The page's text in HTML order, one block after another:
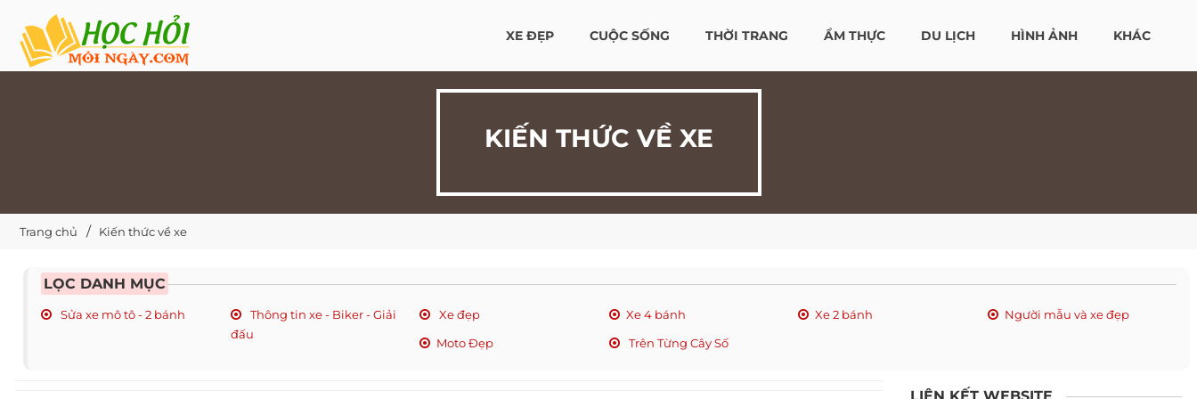
XE ĐẸP CUỘC SỐNG THỜI TRANG ẨM THỰC DU LỊCH HÌNH ẢNH KHÁC
KIẾN THỨC VỀ XE
Trang chủ Kiến thức về xe
LỌC DANH MỤC
Sửa xe mô tô - 2 bánh
Thông tin xe - Biker - Giải
đấu
Xe đẹp Xe 4 bánh Xe 2 bánh
Người mẫu và xe đẹp
Moto Đẹp
Trên Từng Cây Số